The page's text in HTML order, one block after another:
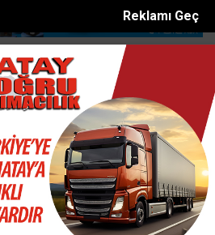
Reklamı Geç
Apartmanda yangın paniği: 5 kişi